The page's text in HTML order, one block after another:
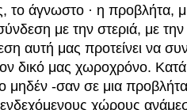
το άγνωστο · η προβλήτα,
με την στεριά, με
αυτή μας προτείνει να
δικό μας χωροχρόνο.
μηδέν -σαν σε μια
ενδεχόμενους χώρους